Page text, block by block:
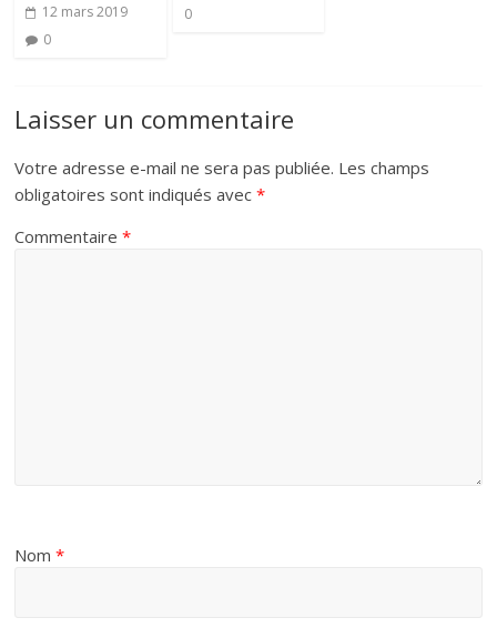
12 mars 2019
0
0
Laisser un commentaire
Votre adresse e-mail ne sera pas publiée. Les champs
obligatoires sont indiqués avec*
Commentaire*
Nom*